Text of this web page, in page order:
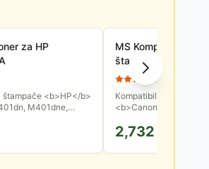
za HP
štampače <b>HP</b>
M401dne,
crna.
MS Kompatibilni
štampače CE401A
(
Kompatibilni toner za
<b>Canon</b>
M551dn, M551n,
6000...
2,732